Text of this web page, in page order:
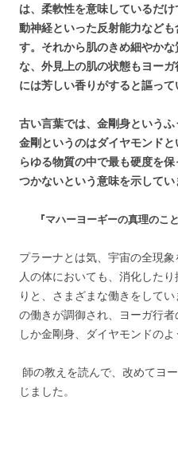
は、柔軟性を意味しているだ
動神経といった反射能力など
す。それから肌のきめ細やか
な、外見上の肌の状態もヨー
には芳しい香りがすると謳って
古い言葉では、金剛身というふ
金剛というのはダイヤモンド
らゆる物質の中で最も硬度を
つかないという意味を示してい
『マハーヨーギーの真理の
プラーナとは気、宇宙の全現
人の体においても、消化した
りと、さまざまな働きをしてい
の働きが調御され、ヨーガ行
しか金剛身、ダイヤモンドのよ
師の教えを読んで、改めてヨ
じました。